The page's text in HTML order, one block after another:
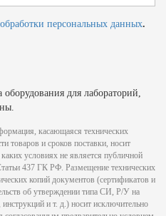
персональных данных.
для лабораторий,
касающаяся технических
товаров и сроков поставки, носит
условиях не является публичной
437 ГК РФ. Размещение технических
копий документов (сертификатов и
об утверждении типа СИ, Р/У на
и т. д.) носит исключительно